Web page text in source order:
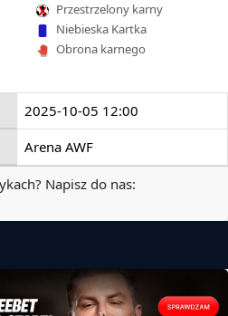
Przestrzelony karny
Niebieska Kartka
Obrona karnego
2025-10-05 12:00
Arena AWF
Napisz do nas: